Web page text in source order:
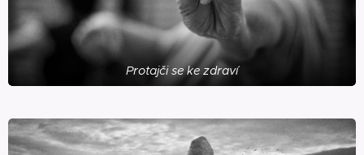
Protajči se ke zdraví